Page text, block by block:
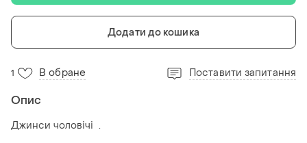
Додати до кошика
1 В обране Поставити запитання
Опис
Джинси чоловічі .